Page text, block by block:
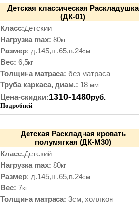
Детская классическая Раскладушка
(ДК-01)
Класс:Детский
Нагрузка max: 80кг
Размер: д.145,ш.65,в.24см
Вес: 6,5кг
Толщина матраса: без матраса
Труба каркаса, диам.: 18 мм
Цена-скидки:1310-1480руб.
Подробней
Детская Раскладная кровать
полумягкая (ДК-М30)
Класс:Детский
Нагрузка max: 80кг
Размер: д.145,ш.65,в.24см
Вес: 7кг
Толщина матраса: 3см, холлкон